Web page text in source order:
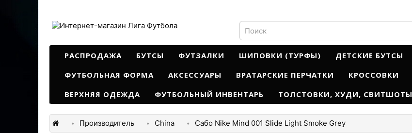
РАСПРОДАЖА БУТСЫ ФУТЗАЛКИ ШИПОВКИ (ТУРФЫ) ДЕТСКИЕ БУТСЫ
ФУТБОЛЬНАЯ ФОРМА
АКСЕССУАРЫ ВРАТАРСКИЕ ПЕРЧАТКИ КРОССОВКИ
ВЕРХНЯЯ ОДЕЖДА
ФУТБОЛЬНЫЙ ИНВЕНТАРЬ ТОЛСТОВКИ, ХУДИ, СВИТШОТЫ
Производитель China Сабо Nike Mind 001 Slide Light Smoke Grey